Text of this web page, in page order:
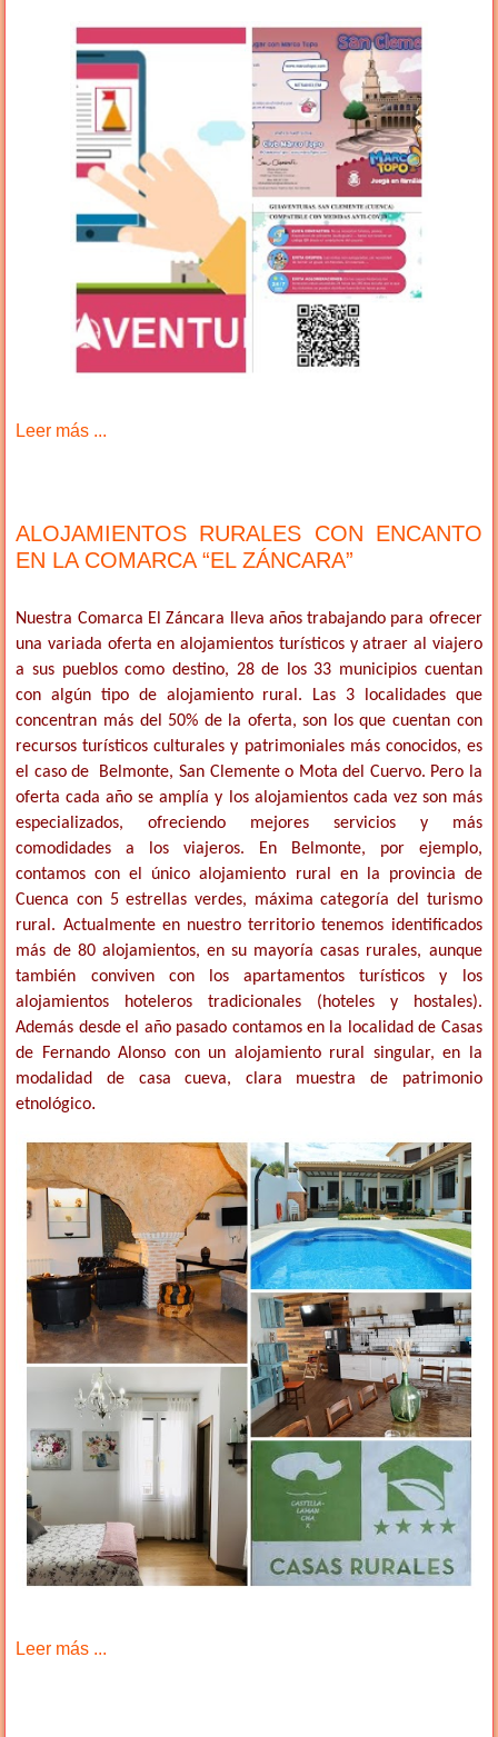
Leer más ...
ALOJAMIENTOS RURALES CON ENCANTO
EN LA COMARCA “EL ZÁNCARA”
Nuestra Comarca El Záncara lleva años trabajando para ofrecer
una variada oferta en alojamientos turísticos y atraer al viajero
a sus pueblos como destino, 28 de los 33 municipios cuentan
con algún tipo de alojamiento rural. Las 3 localidades que
concentran más del 50% de la oferta, son los que cuentan con
recursos turísticos culturales y patrimoniales más conocidos, es
el caso de Belmonte, San Clemente o Mota del Cuervo. Pero la
oferta cada año se amplía y los alojamientos cada vez son más
especializados, ofreciendo mejores servicios y más
comodidades a los viajeros. En Belmonte, por ejemplo,
contamos con el único alojamiento rural en la provincia de
Cuenca con 5 estrellas verdes, máxima categoría del turismo
rural. Actualmente en nuestro territorio tenemos identificados
más de 80 alojamientos, en su mayoría casas rurales, aunque
también conviven con los apartamentos turísticos y los
alojamientos hoteleros tradicionales (hoteles y hostales).
Además desde el año pasado contamos en la localidad de Casas
de Fernando Alonso con un alojamiento rural singular, en la
modalidad de casa cueva, clara muestra de patrimonio
etnológico.
Leer más ...